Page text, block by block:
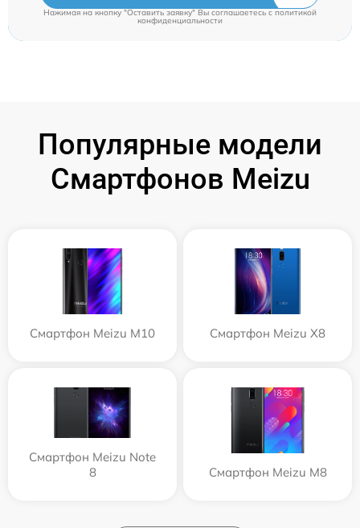
Нажимая на кнопку "Оставить заявку" Вы соглашаетесь cполитикой
конфиденциальности
Популярные модели
Смартфонов Meizu
Смартфон Meizu M10 Смартфон Meizu X8
Смартфон Meizu Note
8
Смартфон Meizu M8